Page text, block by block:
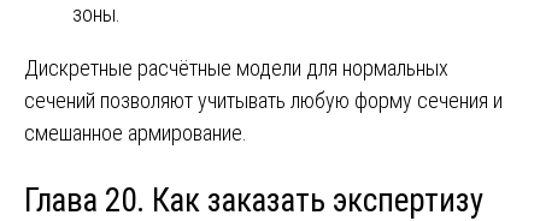
зоны.
Дискретные расчётные модели для нормальных
сечений позволяют учитывать любую форму сечения и
смешанное армирование.
Глава 20. Как заказать экспертизу